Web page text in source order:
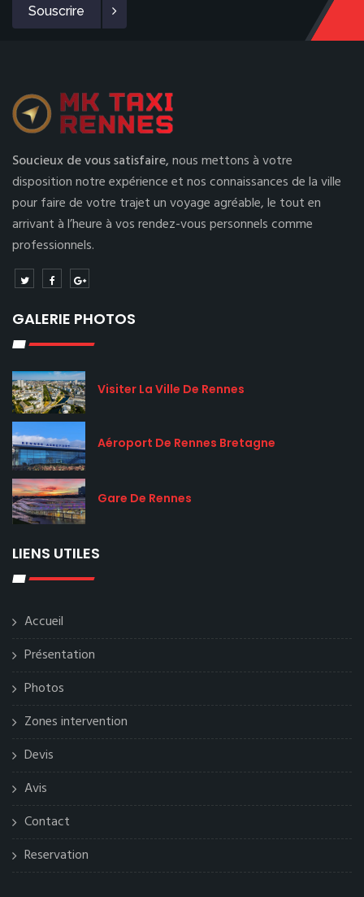
Souscrire
Soucieux de vous satisfaire,nous mettons à votre
disposition notre expérience et nos connaissances de la ville
pour faire de votre trajet un voyage agréable, le tout en
arrivant à l’heure à vos rendez-vous personnels comme
professionnels.
GALERIE PHOTOS
Visiter La Ville De Rennes
Aéroport De Rennes Bretagne
Gare De Rennes
LIENS UTILES
Accueil
Présentation
Photos
Zones intervention
Devis
Avis
Contact
Reservation